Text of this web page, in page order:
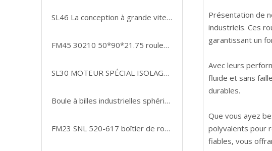
SL46 La conception à grande vitesse et séparable facilite le montage de la poussée de montage roulement 51101 51103
FM45 30210 50*90*21.75 roulement à rouleaux coniques à une rangée avec composants séparables et interchangeables
SL30 MOTEUR SPÉCIAL ISOLAGE DURANTS 6000 6001 6002 6003 Micro-porteurs
Boule à billes industrielles sphériques en acier inoxydable
FM23 SNL 520-617 boîtier de roulement SNL 520 TG Kits de roulements de boîtier de bloc Plummer
Présentation de
industriels. Ces
garantissant un
Avec leurs
fluide et sans
durables.
Que vous ayez
polyvalents pour
fiables, vous